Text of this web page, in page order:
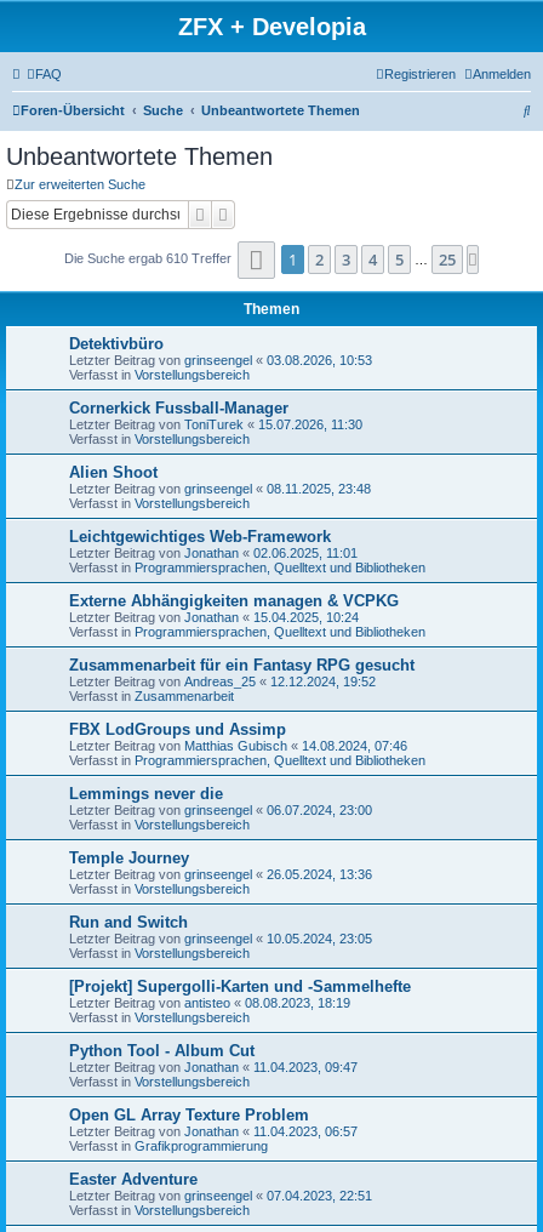
ZFX + Developia
FAQ Anmelden
Registrieren
Foren-Übersicht Suche Unbeantwortete Themen
S
Unbeantwortete Themen
Zur erweiterten Suche
Suche
Die Suche ergab 610 Treffer Seite 1von
1 2 3 4 5 25
Themen
Detektivbüro
Letzter Beitrag von grinseengel « 03.08.2026, 10:53
Verfasst in Vorstellungsbereich
Cornerkick Fussball-Manager
Letzter Beitrag von ToniTurek « 15.07.2026, 11:30
Verfasst in Vorstellungsbereich
Alien Shoot
Letzter Beitrag von grinseengel « 08.11.2025, 23:48
Verfasst in Vorstellungsbereich
Leichtgewichtiges Web-Framework
Letzter Beitrag von Jonathan « 02.06.2025, 11:01
Verfasst in Programmiersprachen, Quelltext und Bibliotheken
Externe Abhängigkeiten managen & VCPKG
Letzter Beitrag von Jonathan « 15.04.2025, 10:24
Verfasst in Programmiersprachen, Quelltext und Bibliotheken
Zusammenarbeit für ein Fantasy RPG gesucht
Letzter Beitrag von Andreas_25 « 12.12.2024, 19:52
Verfasst in Zusammenarbeit
FBX LodGroups und Assimp
Letzter Beitrag von Matthias Gubisch « 14.08.2024, 07:46
Verfasst in Programmiersprachen, Quelltext und Bibliotheken
Lemmings never die
Letzter Beitrag von grinseengel « 06.07.2024, 23:00
Verfasst in Vorstellungsbereich
Temple Journey
Letzter Beitrag von grinseengel « 26.05.2024, 13:36
Verfasst in Vorstellungsbereich
Run and Switch
Letzter Beitrag von grinseengel « 10.05.2024, 23:05
Verfasst in Vorstellungsbereich
[Projekt] Supergolli-Karten und -Sammelhefte
Letzter Beitrag von antisteo « 08.08.2023, 18:19
Verfasst in Vorstellungsbereich
Python Tool - Album Cut
Letzter Beitrag von Jonathan « 11.04.2023, 09:47
Verfasst in Vorstellungsbereich
Open GL Array Texture Problem
Letzter Beitrag von Jonathan « 11.04.2023, 06:57
Verfasst in Grafikprogrammierung
Easter Adventure
Letzter Beitrag von grinseengel « 07.04.2023, 22:51
Verfasst in Vorstellungsbereich